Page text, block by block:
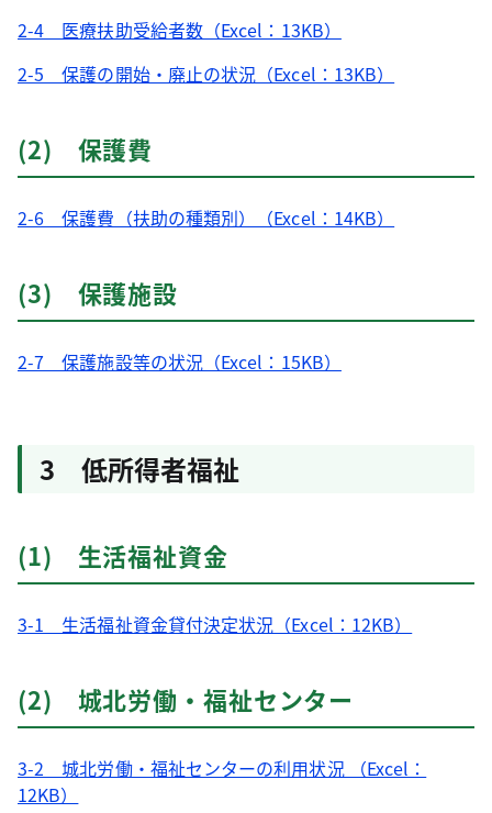
2-4 医療扶助受給者数（Excel：13KB）
2-5 保護の開始・廃止の状況（Excel：13KB）
(2) 保護費
2-6 保護費（扶助の種類別）（Excel：14KB）
(3) 保護施設
2-7 保護施設等の状況（Excel：15KB）
3 低所得者福祉
(1) 生活福祉資金
3-1 生活福祉資金貸付決定状況（Excel：12KB）
(2) 城北労働・福祉センター
3-2 城北労働・福祉センターの利用状況 （Excel：
12KB）